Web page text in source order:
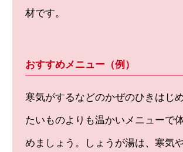
材です。
おすすめメニュー（例）
寒気がするなどのかぜのひきはじ
たいものよりも温かいメニューで
めましょう。しょうが湯は、寒気